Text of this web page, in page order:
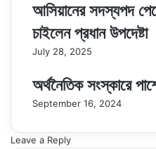
আসিয়ানের সদস্যপদ
চাইলেন প্রধান উপদেষ্টা
July 28, 2025
অর্থনৈতিক সংস্কারে
September 16, 2024
Leave a Reply